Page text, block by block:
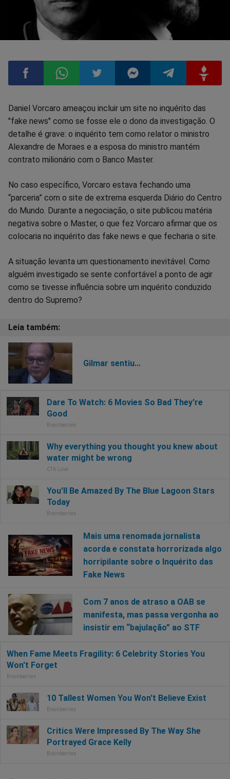
Compartilhar
no
Facebook
Compartilhar
no
Whatsapp
Compartilhar
no
Twitter
Compartilhar
no
Messenger
Compartilhar
no
Telegram
no
Daniel Vorcaro ameaçou incluir um site no inquérito das
"fake news" como se fosse ele o dono da investigação. O
detalhe é grave: o inquérito tem como relator o ministro
Alexandre de Moraes e a esposa do ministro mantém
contrato milionário com o Banco Master.
No caso específico, Vorcaro estava fechando uma
“parceria” com o site de extrema esquerda Diário do Centro
do Mundo. Durante a negociação, o site publicou matéria
negativa sobre o Master, o que fez Vorcaro afirmar que os
colocaria no inquérito das fake news e que fecharia o site.
A situação levanta um questionamento inevitável. Como
alguém investigado se sente confortável a ponto de agir
como se tivesse influência sobre um inquérito conduzido
dentro do Supremo?
Gilmar sentiu...
Mais uma renomada jornalista
acorda e constata horrorizada algo
horripilante sobre o Inquérito das
Fake News
Com 7 anos de atraso a OAB se
manifesta, mas passa vergonha ao
insistir em “bajulação” ao STF